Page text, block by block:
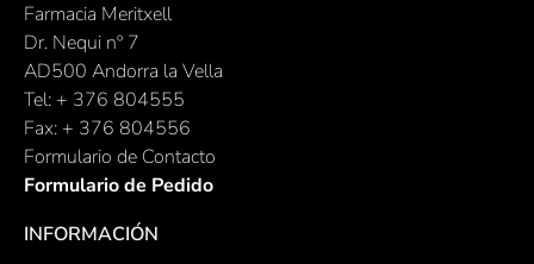
Farmacia Meritxell
Dr. Nequi nº 7
AD500 Andorra la Vella
Tel: + 376 804555
Fax: + 376 804556
Formulario de Contacto
Formulario de Pedido
INFORMACIÓN